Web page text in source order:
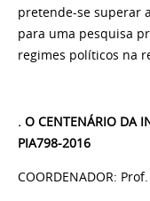
pretende-se superar
para uma pesquisa
regimes políticos na
. O CENTENÁRIO DA
PIA798-2016
COORDENADOR: